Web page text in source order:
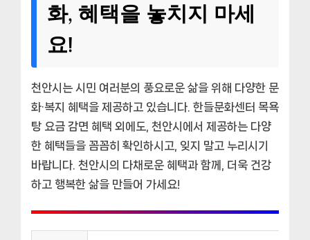
화, 혜택을 놓치지 마세
요!
천안시는 시민 여러분의 풍요로운 삶을 위해 다양한 문
화·복지 혜택을 제공하고 있습니다. 한들문화센터 목욕
탕 요금 감면 혜택 외에도, 천안시에서 제공하는 다양
한 혜택들을 꼼꼼히 확인하시고, 잊지 말고 누리시기
바랍니다. 천안시의 다채로운 혜택과 함께, 더욱 건강
하고 행복한 삶을 만들어 가세요!